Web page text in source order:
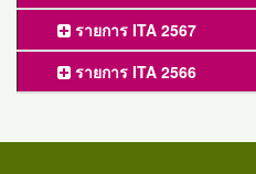
รายการ ITA 2567
รายการ ITA 2566